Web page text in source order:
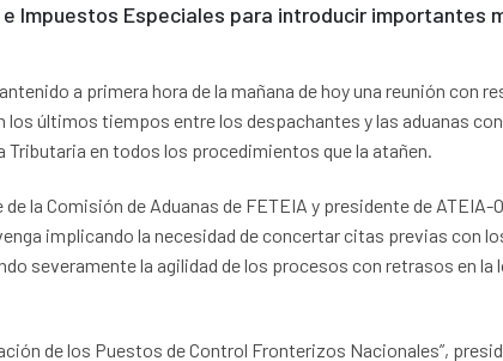
Impuestos Especiales para introducir importantes
a primera hora de la mañana de hoy una reunión con
los últimos tiempos entre los despachantes y las aduanas
Tributaria en todos los procedimientos que la atañen.
la Comisión de Aduanas de FETEIA y presidente de ATEIA-
implicando la necesidad de concertar citas previas con
severamente la agilidad de los procesos con retrasos en la
de los Puestos de Control Fronterizos Nacionales”,